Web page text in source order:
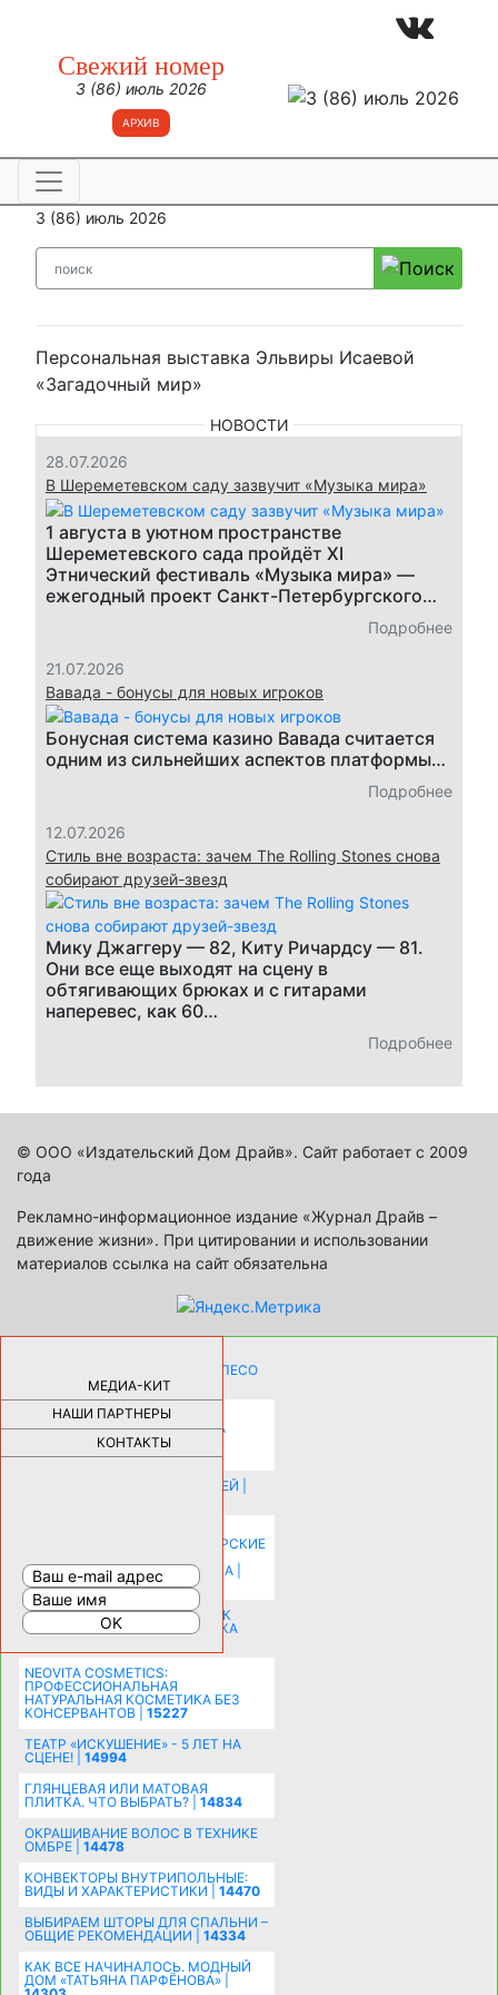
Свежий номер
3 (86) июль 2026
АРХИВ
3 (86) июль 2026
Персональная выставка Эльвиры Исаевой
«Загадочный мир»
НОВОСТИ
28.07.2026
В Шереметевском саду зазвучит «Музыка мира»
1 августа в уютном пространстве
Шереметевского сада пройдёт XI
Этнический фестиваль «Музыка мира» —
ежегодный проект Санкт-Петербургского…
Подробнее
21.07.2026
Вавада - бонусы для новых игроков
Бонусная система казино Вавада считается
одним из сильнейших аспектов платформы…
Подробнее
12.07.2026
Стиль вне возраста: зачем The Rolling Stones снова
собирают друзей-звезд
Мику Джаггеру — 82, Киту Ричардсу — 81.
Они все еще выходят на сцену в
обтягивающих брюках и с гитарами
наперевес, как 60…
Подробнее
© ООО «Издательский Дом Драйв». Сайт работает с 2009
года
Рекламно-информационное издание «Журнал Драйв –
движение жизни». При цитировании и использовании
материалов ссылка на сайт обязательна
МЕДИА-КИТ
НАШИ ПАРТНЕРЫ
КОНТАКТЫ
КАК ДЕВУШКЕ ПОМЕНЯТЬ КОЛЕСО
НА АВТОМОБИЛЕ |69176
НОВЫЕ РАЗРАБОТКИ ДЛЯ
ОЗДОРОВЛЕНИЯ ОРГАНИЗМА
ПЛАТФОРМА ШУМАННА 3Д И
КАПСУЛА ЗДОРОВЬЯ |28282
ИСТОРИЯ НАКЛАДНЫХ НОГТЕЙ |
КОМНАТУ: ХИТРЫЕ ДИЗАЙНЕРСКИЕ
РАСШИРЕНИЯ ПРОСТРАНСТВА |
16192
СОБИРАЕМСЯ НА ПРАЗДНИК К
МОЛОДОЖЕНАМ: ПОДГОТОВКА
NEOVITA COSMETICS:
ПРОФЕССИОНАЛЬНАЯ
НАТУРАЛЬНАЯ КОСМЕТИКА БЕЗ
КОНСЕРВАНТОВ | 15227
ТЕАТР «ИСКУШЕНИЕ» - 5 ЛЕТ НА
СЦЕНЕ! | 14994
ГЛЯНЦЕВАЯ ИЛИ МАТОВАЯ
ПЛИТКА. ЧТО ВЫБРАТЬ? | 14834
ОКРАШИВАНИЕ ВОЛОС В ТЕХНИКЕ
ОМБРЕ | 14478
КОНВЕКТОРЫ ВНУТРИПОЛЬНЫЕ:
ВИДЫ И ХАРАКТЕРИСТИКИ | 14470
ВЫБИРАЕМ ШТОРЫ ДЛЯ СПАЛЬНИ –
ОБЩИЕ РЕКОМЕНДАЦИИ | 14334
КАК ВСЕ НАЧИНАЛОСЬ. МОДНЫЙ
ДОМ «ТАТЬЯНА ПАРФЁНОВА» |